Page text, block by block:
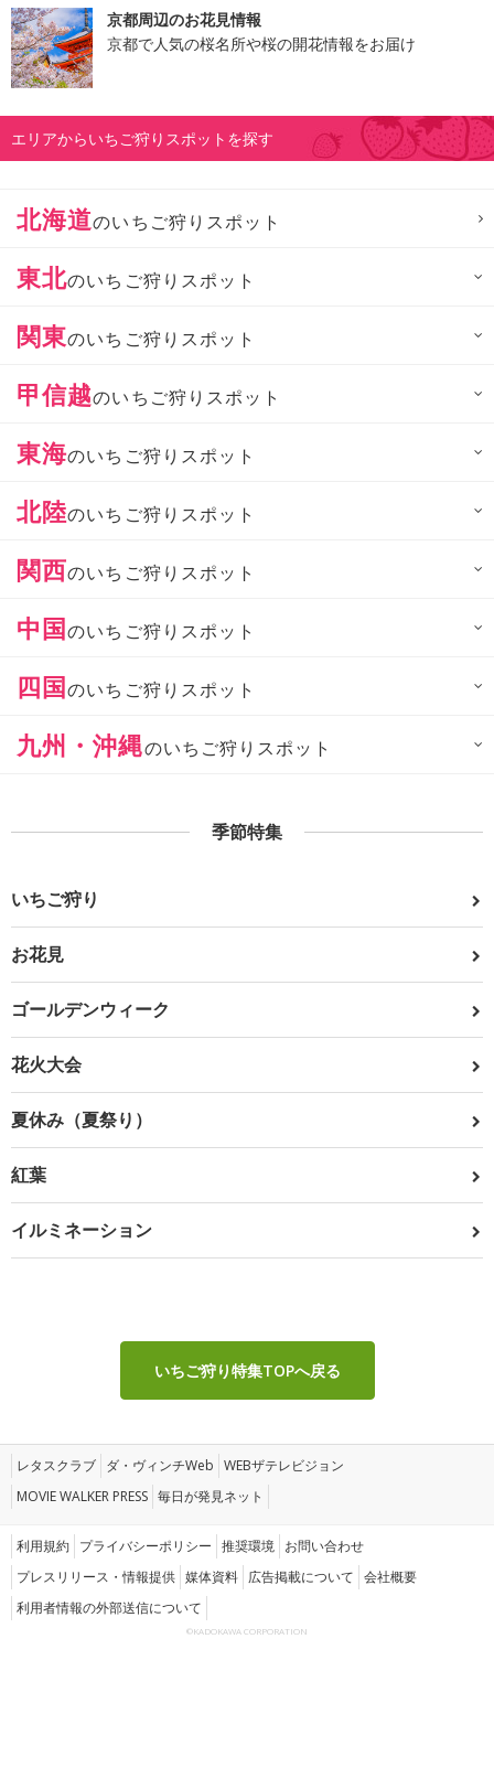
京都周辺のお花見情報
京都で人気の桜名所や桜の開花情報をお届け
エリアからいちご狩りスポットを探す
北海道のいちご狩りスポット
東北のいちご狩りスポット
関東のいちご狩りスポット
甲信越のいちご狩りスポット
東海のいちご狩りスポット
北陸のいちご狩りスポット
関西のいちご狩りスポット
中国のいちご狩りスポット
四国のいちご狩りスポット
九州・沖縄のいちご狩りスポット
季節特集
いちご狩り
お花見
ゴールデンウィーク
花火大会
夏休み（夏祭り）
紅葉
イルミネーション
いちご狩り特集TOPへ戻る
レタスクラブ ダ・ヴィンチWeb WEBザテレビジョン
MOVIE WALKER PRESS 毎日が発見ネット
利用規約 プライバシーポリシー 推奨環境 お問い合わせ
プレスリリース・情報提供 媒体資料 広告掲載について 会社概要
利用者情報の外部送信について
©KADOKAWA CORPORATION